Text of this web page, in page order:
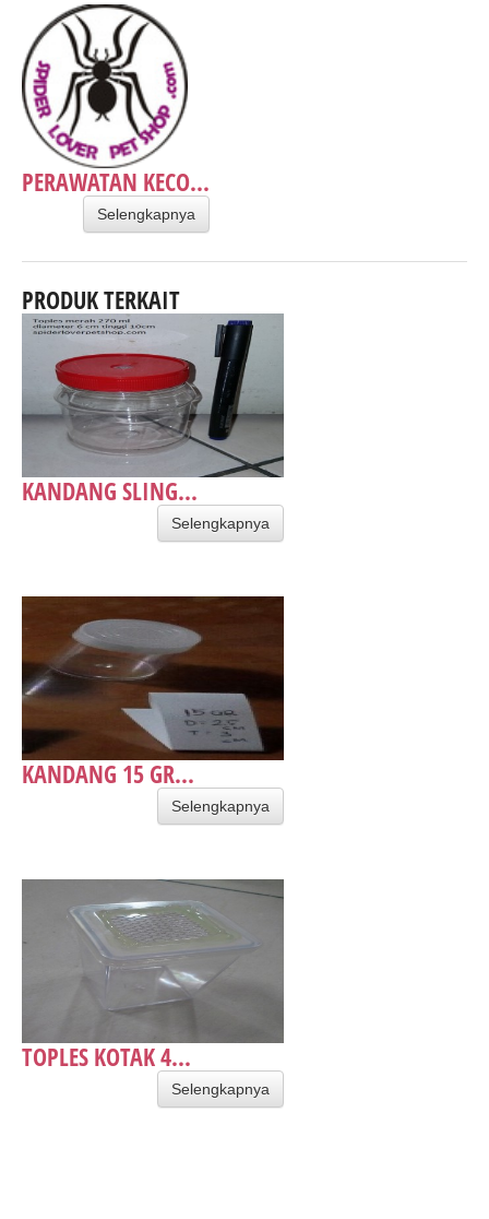
PERAWATAN KECO...
Selengkapnya
PRODUK TERKAIT
KANDANG SLING...
Selengkapnya
​KANDANG 15 GR...
Selengkapnya
TOPLES KOTAK 4...
Selengkapnya